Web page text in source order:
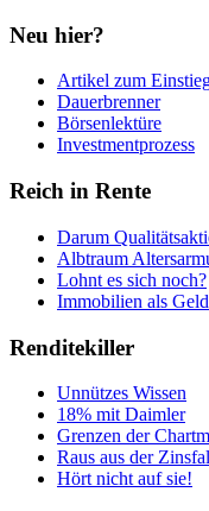
Neu hier?
Artikel zum
Dauerbrenner
Börsenlektüre
Investmentprozess
Reich in Rente
Darum
Albtraum
Lohnt es sich noch?
Immobilien als
Renditekiller
Unnützes Wissen
18% mit Daimler
Grenzen der
Raus aus der
Hört nicht auf sie!